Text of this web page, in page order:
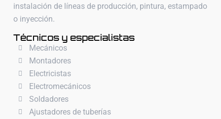
instalación de líneas de producción, pintura, estampado
o inyección.
Técnicos y especialistas
Mecánicos
Montadores
Electricistas
Electromecánicos
Soldadores
Ajustadores de tuberías